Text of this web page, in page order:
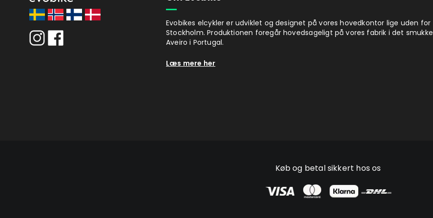
Evobikes elcykler er udviklet og designet på vores hovedkontor lige uden for
Stockholm. Produktionen foregår hovedsageligt på vores fabrik i det smukke
Aveiro i Portugal.
Læs mere her
Køb og betal sikkert hos os